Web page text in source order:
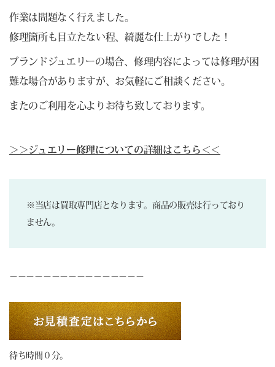
作業は問題なく行えました。
修理箇所も目立たない程、綺麗な仕上がりでした！
ブランドジュエリーの場合、修理内容によっては修理が困
難な場合がありますが、お気軽にご相談ください。
またのご利用を心よりお待ち致しております。
＞＞ジュエリー修理についての詳細はこちら＜＜
※当店は買取専門店となります。商品の販売は行っており
ません。
－－－－－－－－－－－－－－－－
待ち時間０分。